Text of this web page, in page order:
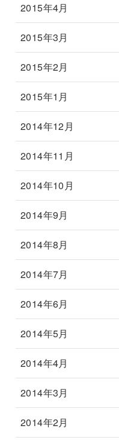
2015年4月
2015年3月
2015年2月
2015年1月
2014年12月
2014年11月
2014年10月
2014年9月
2014年8月
2014年7月
2014年6月
2014年5月
2014年4月
2014年3月
2014年2月